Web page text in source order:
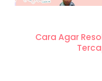
Cara Agar